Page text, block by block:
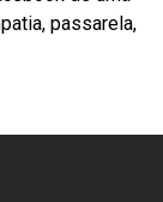
passarela,